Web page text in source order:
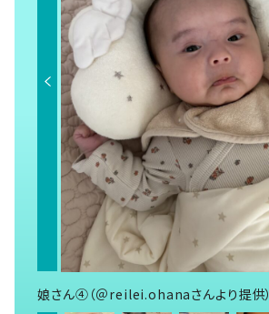
娘さん④（＠reilei.ohanaさんより提供）